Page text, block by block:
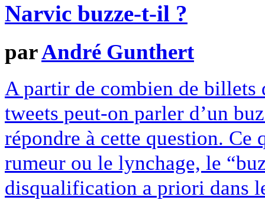
Narvic buzze-t-il ?
parAndré Gunthert
A partir de combien de billets
tweets peut-on parler d’un
répondre à cette question. Ce
rumeur ou le lynchage, le
disqualification a priori dans